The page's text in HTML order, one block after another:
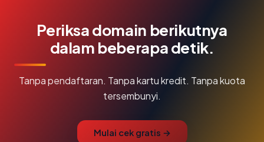
Periksa domain berikutnya
dalam beberapa detik.
Tanpa pendaftaran. Tanpa kartu kredit. Tanpa kuota
tersembunyi.
Mulai cek gratis →